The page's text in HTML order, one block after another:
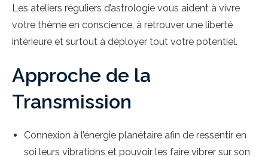
Les ateliers réguliers d’astrologie vous aident à vivre
votre thème en conscience, à retrouver une liberté
intérieure et surtout à déployer tout votre potentiel.
Approche de la
Transmission
Connexion à l’énergie planétaire afin de ressentir en
soi leurs vibrations et pouvoir les faire vibrer sur son